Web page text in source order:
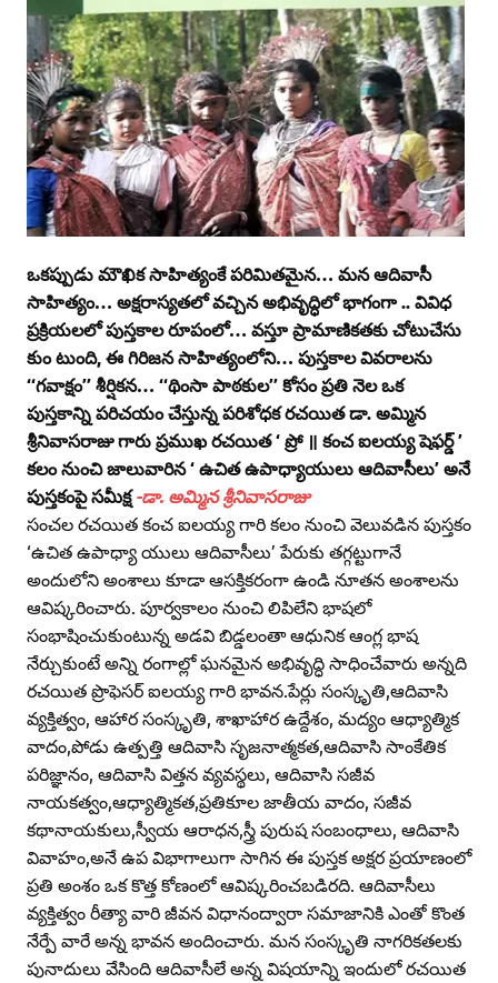
ఒకప్పుడు మౌఖిక సాహిత్యంకే పరిమితమైన… మన ఆదివాసీ
సాహిత్యం… అక్షరాస్యతలో వచ్చిన అభివృద్ధిలో భాగంగా .. వివిధ
ప్రక్రియలలో పుస్తకాల రూపంలో… వస్తూ ప్రామాణికతకు చోటుచేసు
కుం టుంది, ఈ గిరిజన సాహిత్యంలోని… పుస్తకాల వివరాలను
‘‘గవాక్షం’’ శీర్షికన… ‘‘థింసా పాఠకుల’’ కోసం ప్రతి నెల ఒక
పుస్తకాన్ని పరిచయం చేస్తున్న పరిశోధక రచయిత డా. అమ్మిన
శ్రీనివాసరాజు గారు ప్రముఖ రచయిత ‘ ప్రో ॥ కంచ ఐలయ్య షెఫర్డ్‌ ’
కలం నుంచి జాలువారిన ‘ ఉచిత ఉపాధ్యాయులు ఆదివాసీలు’ అనే
పుస్తకంపై సమీక్ష -డా. అమ్మిన శ్రీనివాసరాజు
సంచల రచయిత కంచ ఐలయ్య గారి కలం నుంచి వెలువడిన పుస్తకం
‘ఉచిత ఉపాధ్యా యులు ఆదివాసీలు’ పేరుకు తగ్గట్టుగానే
అందులోని అంశాలు కూడా ఆసక్తికరంగా ఉండి నూతన అంశాలను
ఆవిష్కరించారు. పూర్వకాలం నుంచి లిపిలేని భాషలో
సంభాషించుకుంటున్న అడవి బిడ్డలంతా ఆధునిక ఆంగ్ల భాష
నేర్చుకుంటే అన్ని రంగాల్లో ఘనమైన అభివృద్ధి సాధించేవారు అన్నది
రచయిత ప్రొఫెసర్‌ ఐలయ్య గారి భావన.పేర్లు సంస్కృతి,ఆదివాసి
వ్యక్తిత్వం, ఆహార సంస్కృతి, శాఖాహార ఉద్దేశం, మద్యం ఆధ్యాత్మిక
వాదం,పోడు ఉత్పత్తి ఆదివాసి సృజనాత్మకత,ఆదివాసి సాంకేతిక
పరిజ్ఞానం, ఆదివాసి విత్తన వ్యవస్థలు, ఆదివాసి సజీవ
నాయకత్వం,ఆధ్యాత్మికత,ప్రతికూల జాతీయ వాదం, సజీవ
కథానాయకులు,స్వీయ ఆరాధన,స్త్రీ పురుష సంబంధాలు, ఆదివాసి
వివాహం,అనే ఉప విభాగాలుగా సాగిన ఈ పుస్తక అక్షర ప్రయాణంలో
ప్రతి అంశం ఒక కొత్త కోణంలో ఆవిష్కరించబడిరది. ఆదివాసీలు
వ్యక్తిత్వం రీత్యా వారి జీవన విధానంద్వారా సమాజానికి ఎంతో కొంత
నేర్పే వారే అన్న భావన అందించారు. మన సంస్కృతి నాగరికతలకు
పునాదులు వేసింది ఆదివాసీలే అన్న విషయాన్ని ఇందులో రచయిత